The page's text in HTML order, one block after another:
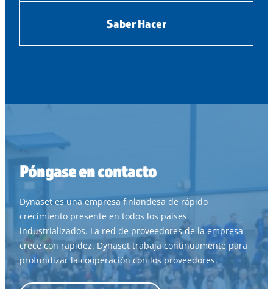
Saber Hacer
Póngase en contacto
Dynaset es una empresa finlandesa de rápido
crecimiento presente en todos los países
industrializados. La red de proveedores de la empresa
crece con rapidez. Dynaset trabaja continuamente para
profundizar la cooperación con los proveedores.